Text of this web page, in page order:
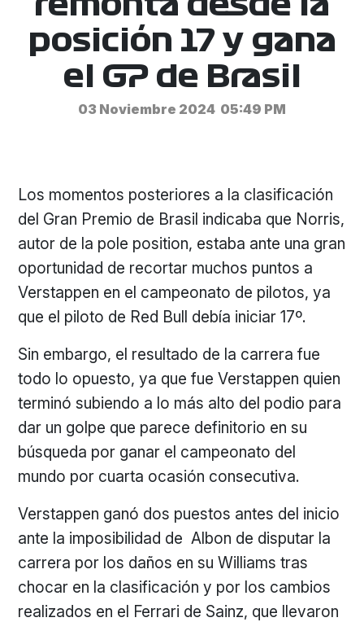
posición 17 y gana
el GP de Brasil
03 Noviembre 2024 05:49 PM
Los momentos posteriores a la clasificación
del Gran Premio de Brasil indicaba que Norris,
autor de la pole position, estaba ante una gran
oportunidad de recortar muchos puntos a
Verstappen en el campeonato de pilotos, ya
que el piloto de Red Bull debía iniciar 17º.
Sin embargo, el resultado de la carrera fue
todo lo opuesto, ya que fue Verstappen quien
terminó subiendo a lo más alto del podio para
dar un golpe que parece definitorio en su
búsqueda por ganar el campeonato del
mundo por cuarta ocasión consecutiva.
Verstappen ganó dos puestos antes del inicio
ante la imposibilidad de Albon de disputar la
carrera por los daños en su Williams tras
chocar en la clasificación y por los cambios
realizados en el Ferrari de Sainz, que llevaron